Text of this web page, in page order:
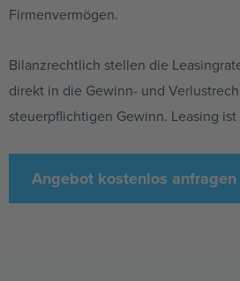
Firmenvermögen.
Bilanzrechtlich stellen die
direkt in die Gewinn- und
steuerpflichtigen Gewinn. Leasing
Angebot kostenlos anfragen